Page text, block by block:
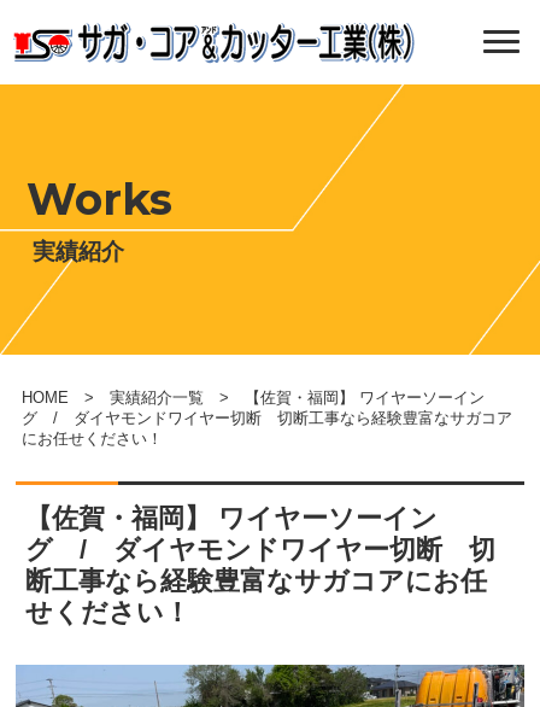
Works
実績紹介
HOME > 実績紹介一覧 > 【佐賀・福岡】 ワイヤーソーイン
グ / ダイヤモンドワイヤー切断 切断工事なら経験豊富なサガコア
にお任せください！
【佐賀・福岡】 ワイヤーソーイン
グ / ダイヤモンドワイヤー切断 切
断工事なら経験豊富なサガコアにお任
せください！